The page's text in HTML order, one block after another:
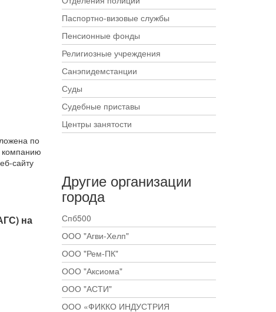
по
компанию
сайту
на
Паспортно-визовые службы
Пенсионные фонды
Религиозные учреждения
Санэпидемстанции
Суды
Судебные приставы
Центры занятости
Другие организации
города
Спб500
ООО "Агви-Хелп"
ООО "Рем-ПК"
ООО "Аксиома"
ООО "АСТИ"
ООО «ФИККО ИНДУСТРИЯ